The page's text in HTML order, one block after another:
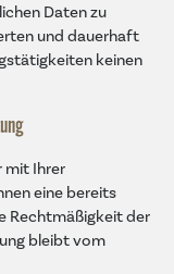
Daten zu
und dauerhaft
keinen
mit Ihrer
eine bereits
Rechtmäßigkeit der
bleibt vom